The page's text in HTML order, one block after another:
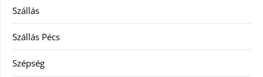
Szállás
Szállás Pécs
Szépség